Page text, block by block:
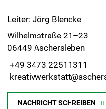
Leiter: Jörg Blencke
Wilhelmstraße 21–23
06449 Aschersleben
+49 3473 22511311
NACHRICHT SCHREIBEN